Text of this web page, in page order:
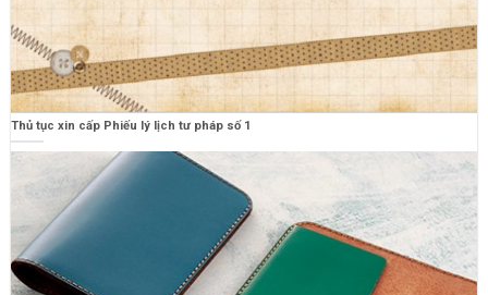
Thủ tục xin cấp Phiếu lý lịch tư pháp số 1